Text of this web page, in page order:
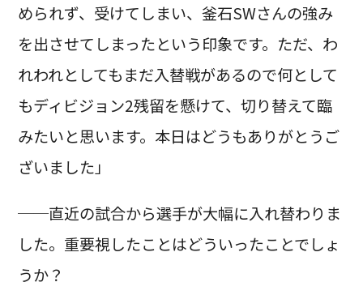
められず、受けてしまい、釜石SWさんの強み
を出させてしまったという印象です。ただ、わ
れわれとしてもまだ入替戦があるので何として
もディビジョン2残留を懸けて、切り替えて臨
みたいと思います。本日はどうもありがとうご
ざいました」
──直近の試合から選手が大幅に入れ替わりま
した。重要視したことはどういったことでしょ
うか？